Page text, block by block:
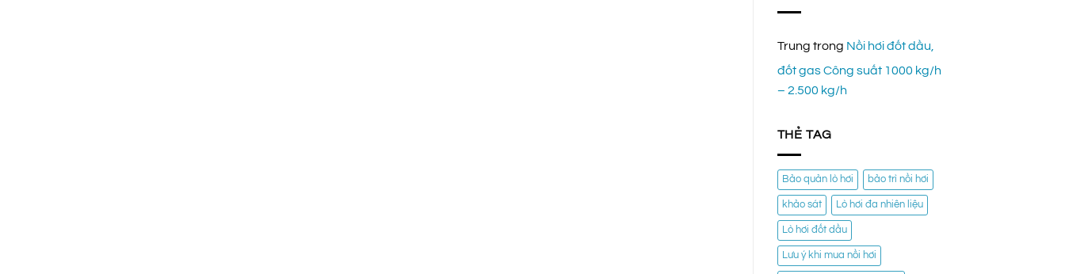
Trung trong Nồi hơi đốt dầu,
đốt gas Công suất 1000 kg/h
– 2.500 kg/h
THẺ TAG
Bảo quản lò hơi bảo trì nồi hơi
khảo sát Lò hơi đa nhiên liệu
Lò hơi đốt dầu
Lưu ý khi mua nồi hơi